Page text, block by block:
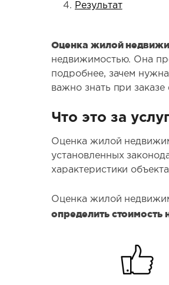
Результат
Оценка жилой
недвижимостью. Она
подробнее, зачем
важно знать при заказе
Что это за
Оценка жилой
установленных
характеристики
Оценка жилой
определить